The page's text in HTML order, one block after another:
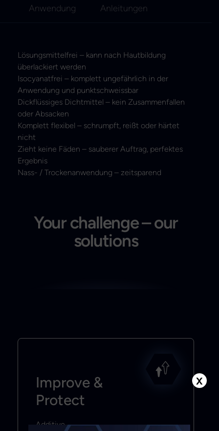
Anwendung
Anleitungen
Lösungsmittelfrei – kann nach Hautbildung
überlackiert werden
Isocyanatfrei – komplett ungefährlich in der
Anwendung und punktschweissbar
Dickflüssiges Dichtmittel – kein Zusammenfallen
oder Absacken
Komplett flexibel – schrumpft, reißt oder härtet
nicht
Zieht keine Fäden – sauberer Auftrag, perfektes
Ergebnis
Nass- / Trockenanwendung – zeitsparend
Your challenge – our
solutions
Improve &
Protect
Additive
X